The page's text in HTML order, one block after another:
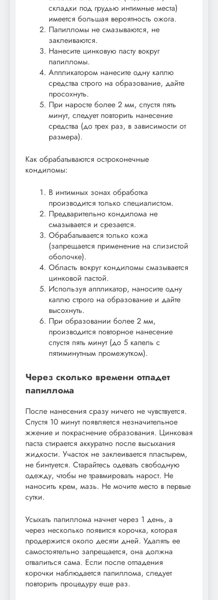
складки под грудью интимные места)
имеется большая вероятность ожога.
Папилломы не смазываются, не
заклеиваются.
Нанесите цинковую пасту вокруг
папилломы.
Аппликатором нанесите одну каплю
средства строго на образование, дайте
просохнуть.
При наросте более 2 мм, спустя пять
минут, следует повторить нанесение
средства (до трех раз, в зависимости от
размера).
Как обрабатываются остроконечные
кондиломы:
В интимных зонах обработка
производится только специалистом.
Предварительно кондилома не
смазывается и срезается.
Обрабатывается только кожа
(запрещается применение на слизистой
оболочке).
Область вокруг кондиломы смазывается
цинковой пастой.
Используя аппликатор, наносите одну
каплю строго на образование и дайте
высохнуть.
При образовании более 2 мм,
производится повторное нанесение
спустя пять минут (до 5 капель с
пятиминутным промежутком).
Через сколько времени отпадет
папиллома
После нанесения сразу ничего не чувствуется.
Спустя 10 минут появляется незначительное
жжение и покраснение образования. Цинковая
паста стирается аккуратно после высыхания
жидкости. Участок не заклеивается пластырем,
не бинтуется. Старайтесь одевать свободную
одежду, чтобы не травмировать нарост. Не
наносить крем, мазь. Не мочите место в первые
сутки.
Усыхать папиллома начнет через 1 день, а
через несколько появится корочка, которая
продержится около десяти дней. Удалять ее
самостоятельно запрещается, она должна
отвалиться сама. Если после отпадения
корочки наблюдается папиллома, следует
повторить процедуру еще раз.